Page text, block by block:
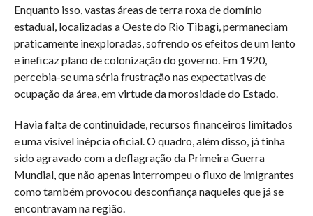
Enquanto isso, vastas áreas de terra roxa de domínio
estadual, localizadas a Oeste do Rio Tibagi, permaneciam
praticamente inexploradas, sofrendo os efeitos de um lento
e ineficaz plano de colonização do governo. Em 1920,
percebia-se uma séria frustração nas expectativas de
ocupação da área, em virtude da morosidade do Estado.
Havia falta de continuidade, recursos financeiros limitados
e uma visível inépcia oficial. O quadro, além disso, já tinha
sido agravado com a deflagração da Primeira Guerra
Mundial, que não apenas interrompeu o fluxo de imigrantes
como também provocou desconfiança naqueles que já se
encontravam na região.